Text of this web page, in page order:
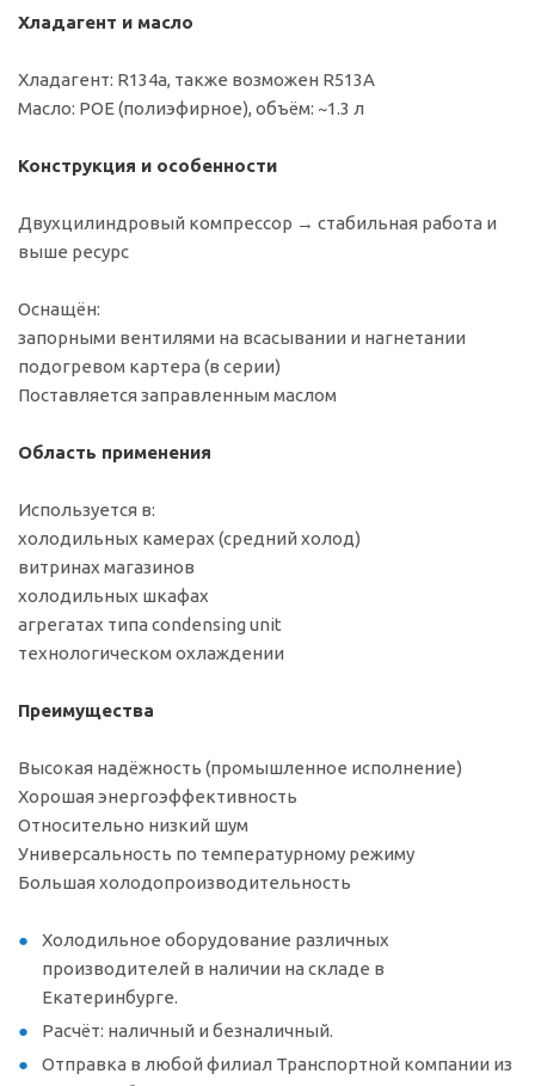
Хладагент и масло
Хладагент: R134a, также возможен R513A
Масло: POE (полиэфирное), объём: ~1.3 л
Конструкция и особенности
Двухцилиндровый компрессор → стабильная работа и
выше ресурс
Оснащён:
запорными вентилями на всасывании и нагнетании
подогревом картера (в серии)
Поставляется заправленным маслом
Область применения
Используется в:
холодильных камерах (средний холод)
витринах магазинов
холодильных шкафах
агрегатах типа condensing unit
технологическом охлаждении
Преимущества
Высокая надёжность (промышленное исполнение)
Хорошая энергоэффективность
Относительно низкий шум
Универсальность по температурному режиму
Большая холодопроизводительность
Холодильное оборудование различных
производителей в наличии на складе в
Екатеринбурге.
Расчёт: наличный и безналичный.
Отправка в любой филиал Транспортной компании из